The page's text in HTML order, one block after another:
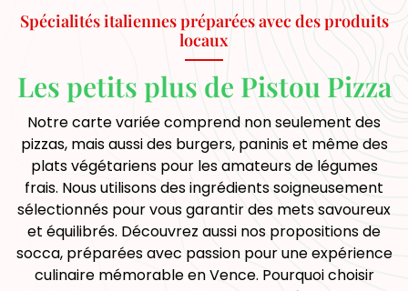
Spécialités italiennes préparées avec des produits
locaux
Les petits plus de Pistou Pizza
Notre carte variée comprend non seulement des
pizzas, mais aussi des burgers, paninis et même des
plats végétariens pour les amateurs de légumes
frais. Nous utilisons des ingrédients soigneusement
sélectionnés pour vous garantir des mets savoureux
et équilibrés. Découvrez aussi nos propositions de
socca, préparées avec passion pour une expérience
culinaire mémorable en Vence. Pourquoi choisir